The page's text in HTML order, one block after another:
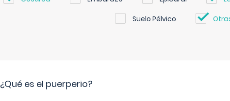
Suelo Pélvico
¿Qué es el puerperio?